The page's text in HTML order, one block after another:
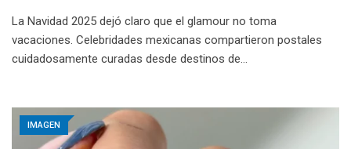
La Navidad 2025 dejó claro que el glamour no toma
vacaciones. Celebridades mexicanas compartieron postales
cuidadosamente curadas desde destinos de…
IMAGEN